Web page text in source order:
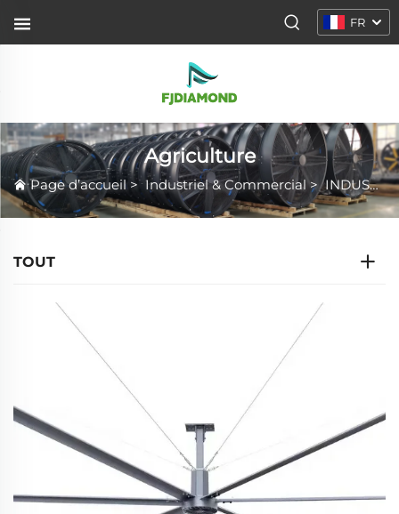
FR
Agriculture
Page d’accueil>Industriel & Commercial>INDUSTRIES
TOUT